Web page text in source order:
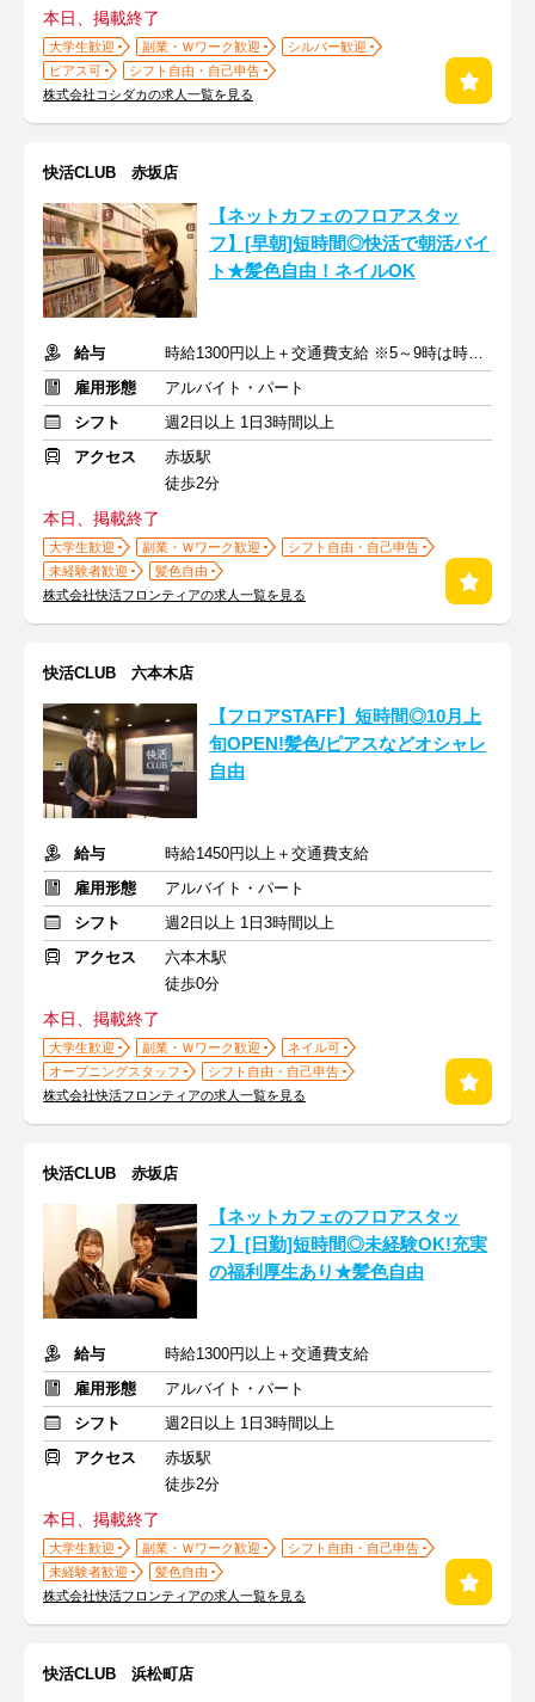
本日、掲載終了
大学生歓迎 副業・Ｗワーク歓迎
シルバー歓迎
ピアス可
シフト自由・自己申告
株式会社コシダカの求人一覧を見る
快活CLUB 赤坂店
【ネットカフェのフロアスタッ
フ】[早朝]短時間◎快活で朝活バイ
ト★髪色自由！ネイルOK
給与
時給1300円以上＋交通費支給 ※5～9時は時給1350円
雇用形態
アルバイト・パート
シフト
週2日以上 1日3時間以上
アクセス
赤坂駅
徒歩2分
本日、掲載終了
大学生歓迎 副業・Ｗワーク歓迎
シフト自由・自己申告
未経験者歓迎
髪色自由
株式会社快活フロンティアの求人一覧を見る
快活CLUB 六本木店
【フロアSTAFF】短時間◎10月上
旬OPEN!髪色/ピアスなどオシャレ
自由
給与
時給1450円以上＋交通費支給
雇用形態
アルバイト・パート
シフト
週2日以上 1日3時間以上
アクセス
六本木駅
徒歩0分
本日、掲載終了
大学生歓迎 副業・Ｗワーク歓迎
ネイル可
オープニングスタッフ
シフト自由・自己申告
株式会社快活フロンティアの求人一覧を見る
快活CLUB 赤坂店
【ネットカフェのフロアスタッ
フ】[日勤]短時間◎未経験OK!充実
の福利厚生あり★髪色自由
給与
時給1300円以上＋交通費支給
雇用形態
アルバイト・パート
シフト
週2日以上 1日3時間以上
アクセス
赤坂駅
徒歩2分
本日、掲載終了
大学生歓迎 副業・Ｗワーク歓迎
シフト自由・自己申告
未経験者歓迎
髪色自由
株式会社快活フロンティアの求人一覧を見る
快活CLUB 浜松町店